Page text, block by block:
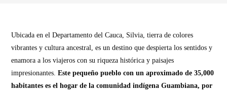
Ubicada en el Departamento del Cauca, Silvia, tierra de colores
vibrantes y cultura ancestral, es un destino que despierta los sentidos y
enamora a los viajeros con su riqueza histórica y paisajes
impresionantes.Este pequeño pueblo con un aproximado de 35,000
habitantes es el hogar de la comunidad indígena Guambiana, por